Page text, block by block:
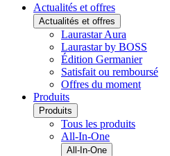
Actualités et offres
Actualités et offres
Laurastar Aura
Laurastar by BOSS
Édition Germanier
Satisfait ou remboursé
Offres du moment
Produits
Produits
Tous les produits
All-In-One
All-In-One